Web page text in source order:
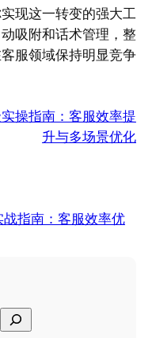
现这一转变的强大工
吸附和话术管理，整
服领域保持明显竞争
操指南：客服效率提
升与多场景优化
指南：客服效率优